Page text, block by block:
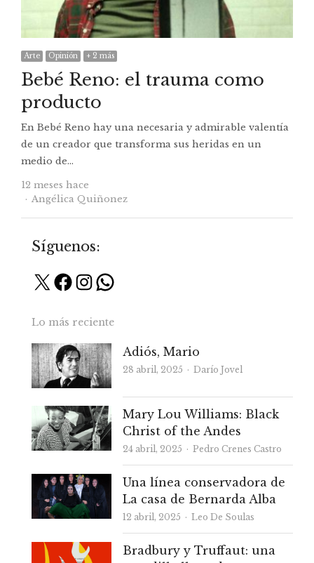
Arte Opinión + 2 más
Bebé Reno: el trauma como
producto
En Bebé Reno hay una necesaria y admirable valentía
de un creador que transforma sus heridas en un
medio de…
12 meses hace
Autor
Angélica Quiñonez
Síguenos:
X Facebook
Instagram
WhatsApp
Lo más reciente
Adiós, Mario
28 abril, 2025 Autor
Darío Jovel
Mary Lou Williams: Black
Christ of the Andes
24 abril, 2025 Autor
Pedro Crenes Castro
Una línea conservadora de
La casa de Bernarda Alba
12 abril, 2025 Autor
Leo De Soulas
Bradbury y Truffaut: una